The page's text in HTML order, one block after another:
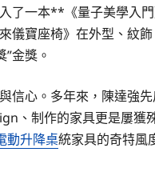
了一本**《量子美學入
儀寶座椅》在外型、紋
金獎。
信心。多年來，陳達強
、制作的家具更是屢獲
動升降桌統家具的奇特風